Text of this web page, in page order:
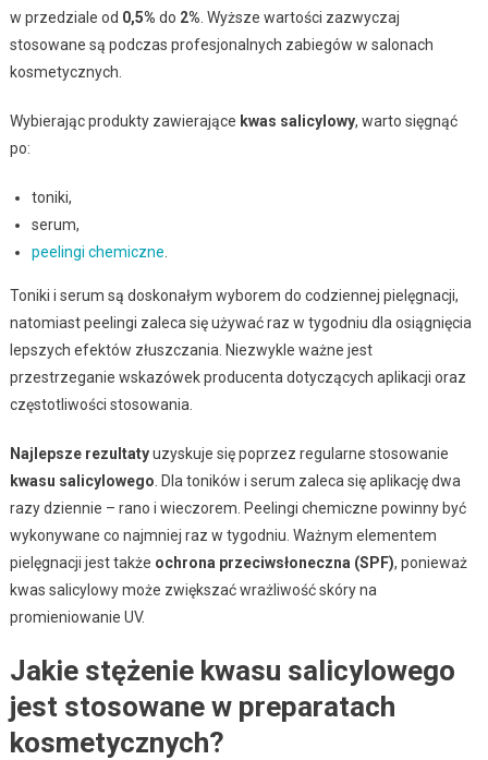
w przedziale od 0,5% do 2% . Wyższe wartości zazwyczaj
stosowane są podczas profesjonalnych zabiegów w salonach
kosmetycznych.
Wybierając produkty zawierające kwas salicylowy, warto sięgnąć
po:
toniki,
serum,
peelingi chemiczne
Toniki i serum są doskonałym wyborem do codziennej pielęgnacji,
natomiast peelingi zaleca się używać raz w tygodniu dla osiągnięcia
lepszych efektów złuszczania. Niezwykle ważne jest
przestrzeganie wskazówek producenta dotyczących aplikacji oraz
częstotliwości stosowania.
Najlepsze rezultatyuzyskuje się poprzez regularne stosowanie
kwasu salicylowego . Dla toników i serum zaleca się aplikację dwa
razy dziennie – rano i wieczorem. Peelingi chemiczne powinny być
wykonywane co najmniej raz w tygodniu. Ważnym elementem
pielęgnacji jest także ochrona przeciwsłoneczna (SPF), ponieważ
kwas salicylowy może zwiększać wrażliwość skóry na
promieniowanie UV.
Jakie stężenie kwasu salicylowego
jest stosowane w preparatach
kosmetycznych?